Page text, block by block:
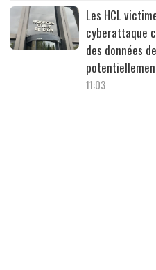
Les HCL
cyberattaque
des données
11:03